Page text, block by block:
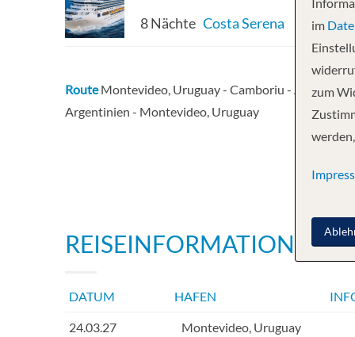
8 Nächte Costa Serena
RouteMontevideo, Uruguay - Camboriu - Abraao -
Argentinien - Montevideo, Uruguay
REISEINFORMATIONEN
DATUM HAFEN
24.03.27 Montevideo, Uruguay
im
zum